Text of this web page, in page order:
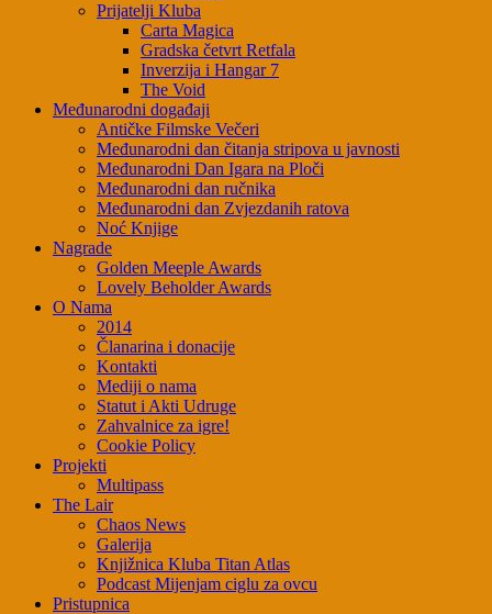
Prijatelji Kluba
Carta Magica
Gradska četvrt Retfala
Inverzija i Hangar 7
The Void
Međunarodni događaji
Antičke Filmske Večeri
Međunarodni dan čitanja stripova u javnosti
Međunarodni Dan Igara na Ploči
Međunarodni dan ručnika
Međunarodni dan Zvjezdanih ratova
Noć Knjige
Nagrade
Golden Meeple Awards
Lovely Beholder Awards
O Nama
2014
Članarina i donacije
Kontakti
Mediji o nama
Statut i Akti Udruge
Zahvalnice za igre!
Cookie Policy
Projekti
Multipass
The Lair
Chaos News
Galerija
Knjižnica Kluba Titan Atlas
Podcast Mijenjam ciglu za ovcu
Pristupnica